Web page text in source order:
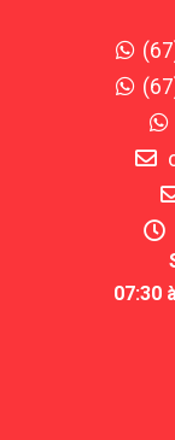
07:30